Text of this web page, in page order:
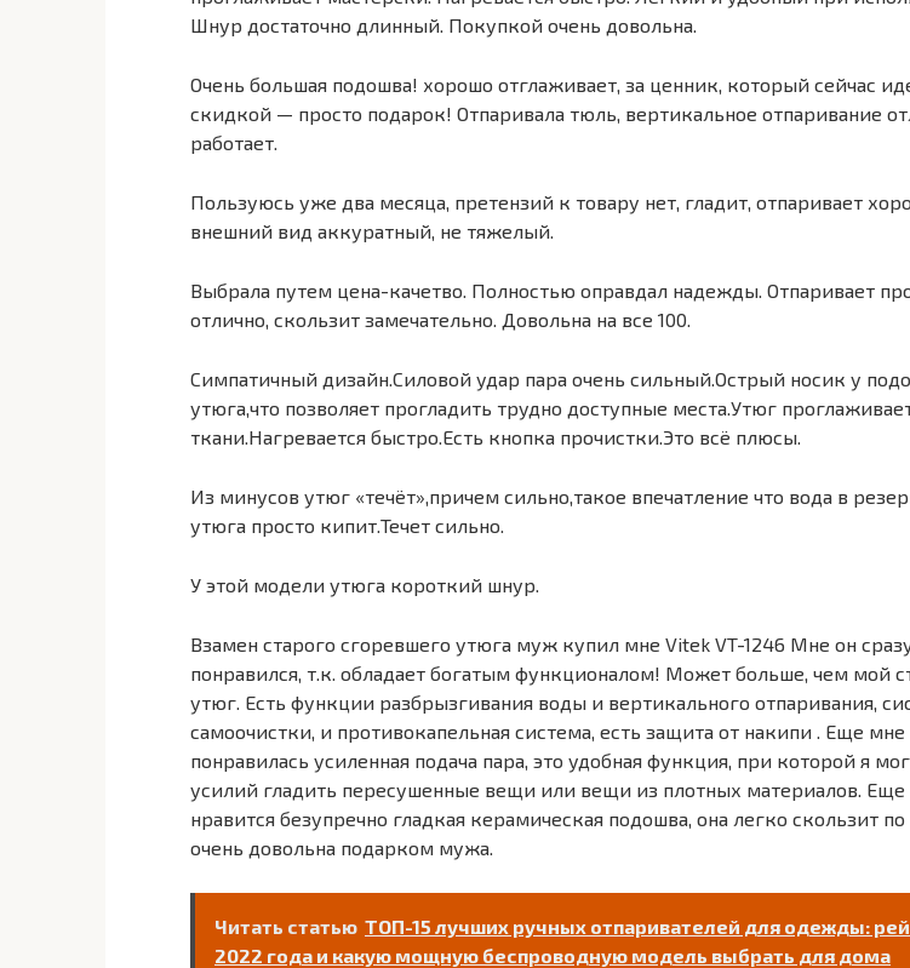
Шнур достаточно длинный. Покупкой очень довольна.
Очень большая подошва! хорошо отглаживает, за ценник, который сейчас
скидкой — просто подарок! Отпаривала тюль, вертикальное отпаривание
работает.
Пользуюсь уже два месяца, претензий к товару нет, гладит, отпаривает
внешний вид аккуратный, не тяжелый.
Выбрала путем цена-качетво. Полностью оправдал надежды. Отпаривает
отлично, скользит замечательно. Довольна на все 100.
Симпатичный дизайн.Силовой удар пара очень сильный.Острый носик у
утюга,что позволяет прогладить трудно доступные места.Утюг
ткани.Нагревается быстро.Есть кнопка прочистки.Это всё плюсы.
Из минусов утюг «течёт»,причем сильно,такое впечатление что вода в
утюга просто кипит.Течет сильно.
У этой модели утюга короткий шнур.
Взамен старого сгоревшего утюга муж купил мне Vitek VT-1246 Мне он
понравился, т.к. обладает богатым функционалом! Может больше, чем мой
утюг. Есть функции разбрызгивания воды и вертикального отпаривания,
самоочистки, и противокапельная система, есть защита от накипи . Еще мне
понравилась усиленная подача пара, это удобная функция, при которой я
усилий гладить пересушенные вещи или вещи из плотных материалов. Еще
нравится безупречно гладкая керамическая подошва, она легко скользит по
очень довольна подарком мужа.
Читать статью ТОП-15 лучших ручных отпаривателей для одежды:
2022 года и какую мощную беспроводную модель выбрать для дома